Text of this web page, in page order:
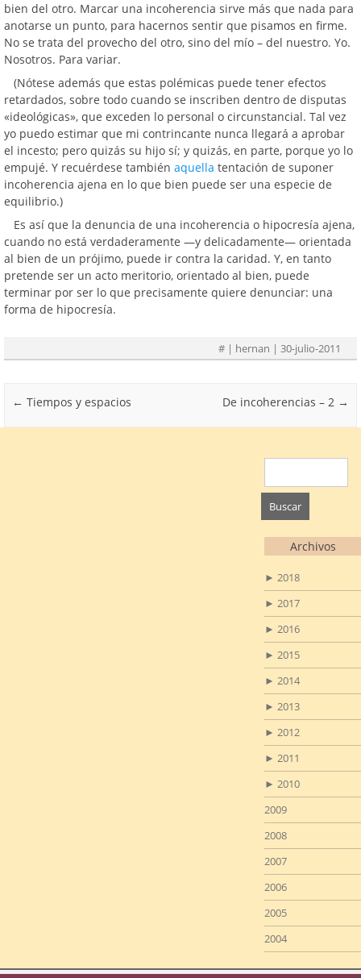
bien del otro. Marcar una incoherencia sirve más que nada para
anotarse un punto, para hacernos sentir que pisamos en firme.
No se trata del provecho del otro, sino del mío – del nuestro. Yo.
Nosotros. Para variar.
(Nótese además que estas polémicas puede tener efectos
retardados, sobre todo cuando se inscriben dentro de disputas
«ideológicas», que exceden lo personal o circunstancial. Tal vez
yo puedo estimar que mi contrincante nunca llegará a aprobar
el incesto; pero quizás su hijo sí; y quizás, en parte, porque yo lo
empujé. Y recuérdese también aquella tentación de suponer
incoherencia ajena en lo que bien puede ser una especie de
equilibrio.)
Es así que la denuncia de una incoherencia o hipocresía ajena,
cuando no está verdaderamente —y delicadamente— orientada
al bien de un prójimo, puede ir contra la caridad. Y, en tanto
pretende ser un acto meritorio, orientado al bien, puede
terminar por ser lo que precisamente quiere denunciar: una
forma de hipocresía.
# | hernan | 30-julio-2011
Post navigation
← Tiempos y espacios De incoherencias – 2 →
Archivos
► 2018
► 2017
► 2016
► 2015
► 2014
► 2013
► 2012
► 2011
► 2010
2009
2008
2007
2006
2005
2004